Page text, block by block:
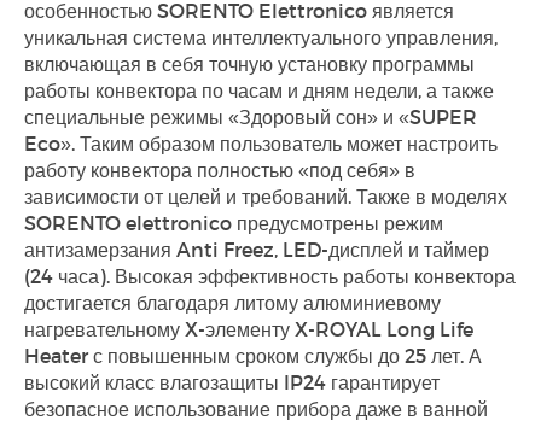
особенностью SORENTO Elettronico является
уникальная система интеллектуального управления,
включающая в себя точную установку программы
работы конвектора по часам и дням недели, а также
специальные режимы «Здоровый сон» и «SUPER
Eco». Таким образом пользователь может настроить
работу конвектора полностью «под себя» в
зависимости от целей и требований. Также в моделях
SORENTO elettronico предусмотрены режим
антизамерзания Anti Freez, LED-дисплей и таймер
(24 часа). Высокая эффективность работы конвектора
достигается благодаря литому алюминиевому
нагревательному X-элементу X-ROYAL Long Life
Heater с повышенным сроком службы до 25 лет. А
высокий класс влагозащиты IP24 гарантирует
безопасное использование прибора даже в ванной